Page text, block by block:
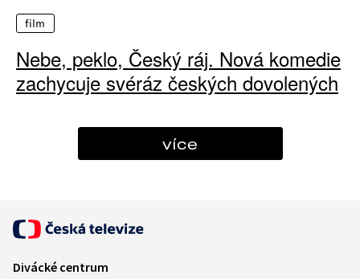
film
Nebe, peklo, Český ráj. Nová komedie
zachycuje svéráz českých dovolených
více